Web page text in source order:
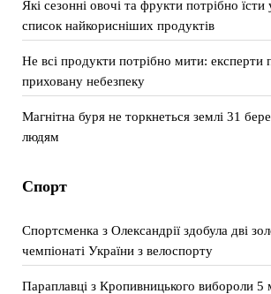
Які сезонні овочі та фрукти потрібно
список найкорисніших продуктів
Не всі продукти потрібно мити: експерти
приховану небезпеку
Магнітна буря не торкнеться землі 31
людям
Спорт
Спортсменка з Олександрії здобула дві
чемпіонаті України з велоспорту
Параплавці з Кропивницького вибороли 5